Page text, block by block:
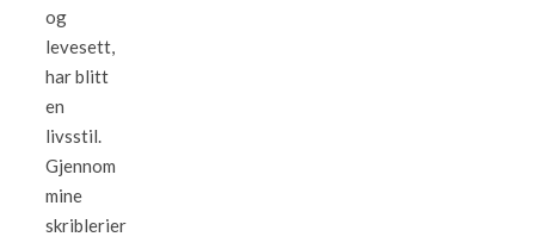
og
levesett,
har blitt
en
livsstil.
Gjennom
mine
skriblerier